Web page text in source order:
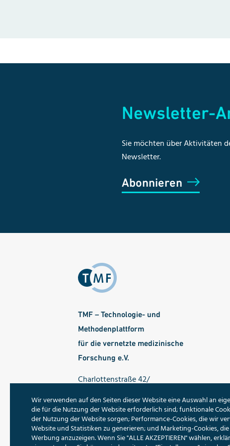
Newsletter-
Sie möchten über Aktivitäten
Newsletter.
Abonnieren
TMF – Technologie- und
Methodenplattform
für die vernetzte medizinische
Forschung e.V.
Charlottenstraße 42/
10117 Berlin
Tel.: 030 - 22 00 24 70
Fax: 030 - 22 00 24 799
Wir verwenden auf den Seiten dieser Website eine Auswahl an
die für die Nutzung der Website erforderlich sind; funktionale
der Nutzung der Website sorgen; Performance-Cookies, die wir
Website und Statistiken zu generieren; und Marketing-Cookies,
Werbung anzuzeigen. Wenn Sie "ALLE AKZEPTIEREN" wählen,